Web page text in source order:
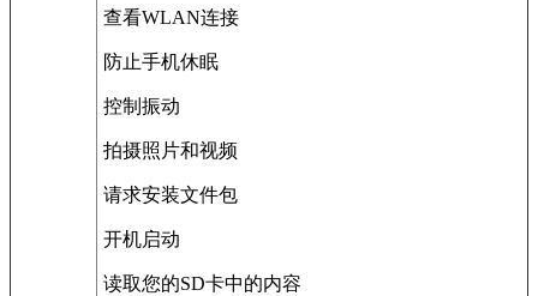
查看WLAN连接
防止手机休眠
控制振动
拍摄照片和视频
请求安装文件包
开机启动
读取您的SD卡中的内容